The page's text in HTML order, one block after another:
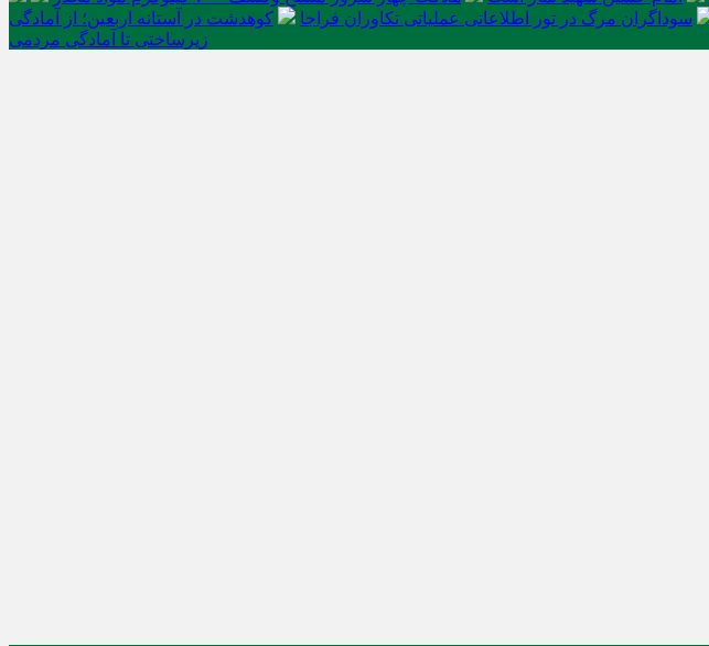
سوداگران مرگ در تور اطلاعاتی عملیاتی تکاوران فراجا
کوهدشت در آستانه اربعین؛ از آمادگی
زیرساختی تا آمادگی مردمی